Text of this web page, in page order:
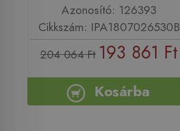
Azonosító: 126393
Cikkszám: IPA1807026530B
204 064 Ft 193 861 Ft
Kosárba